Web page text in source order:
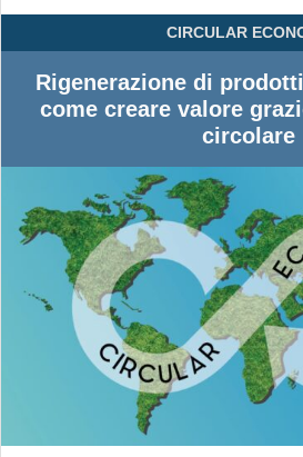
CIRCULAR
Rigenerazione di
come creare valore
circolare